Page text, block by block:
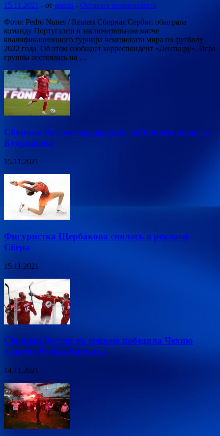
15.11.2021 - от admin - Оставьте комментарий
Фото: Pedro Nunes / Reuters Сборная Сербии обыграла
команду Португалии в заключительном матче
квалификационного турнира чемпионата мира по футболу
2022 года. Об этом сообщает корреспондент «Ленты.ру». Игра
группы состоялась на …
Сборная России поддержала забившего автогол
Кудряшова
15.11.2021
Фигуристка Щербакова снялась в рекламе
Сбера
15.11.2021
Сборная России по хоккею победила Чехию
в матче Кубка Карьяла
14.11.2021